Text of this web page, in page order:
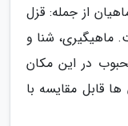
از جمله: قزل
ماهیگیری، شنا و
در این مکان
قابل مقایسه با